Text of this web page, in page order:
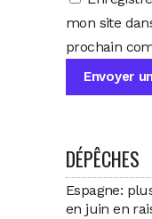
mon site
prochain
DÉPÊCHES
Espagne:
en juin en